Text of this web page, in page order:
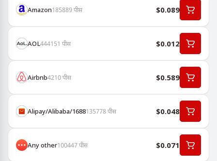
Amazon185889पीस $0.089
AOL444151 पीस $0.012
Airbnb4210पीस $0.589
Alipay/Alibaba/1688135778पीस $0.048
Any other100447पीस $0.071